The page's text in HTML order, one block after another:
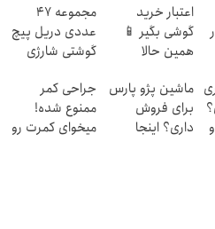
اعتبار خرید
گوشی بگیر 📱
همین حالا
بده 🎯
مجموعه 47
عددی دریل پیچ
گوشتی شارژی
محدود)
ماشین پژو پارس
برای فروش
داری؟ اینجا
جراحی کمر
ممنوع شده!
میخوای کمرت رو